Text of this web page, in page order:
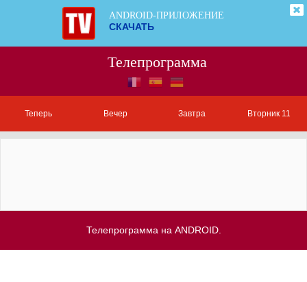
ANDROID-ПРИЛОЖЕНИЕ
СКАЧАТЬ
Телепрограмма
Теперь Вечер Завтра Вторник 11
Телепрограмма на ANDROID.